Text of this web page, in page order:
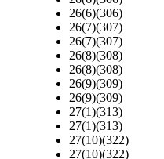
26(6)(306)
26(7)(307)
26(7)(307)
26(8)(308)
26(8)(308)
26(9)(309)
26(9)(309)
27(1)(313)
27(1)(313)
27(10)(322)
27(10)(322)